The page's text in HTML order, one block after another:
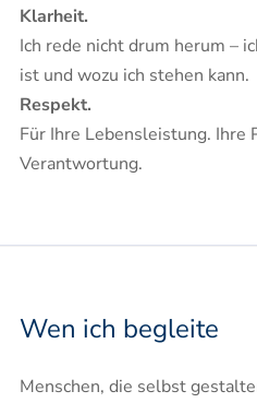
Klarheit.
Ich rede nicht drum herum –
ist und wozu ich stehen kann.
Respekt.
Für Ihre Lebensleistung. Ihre
Verantwortung.
Wen ich begleite
Menschen, die selbst